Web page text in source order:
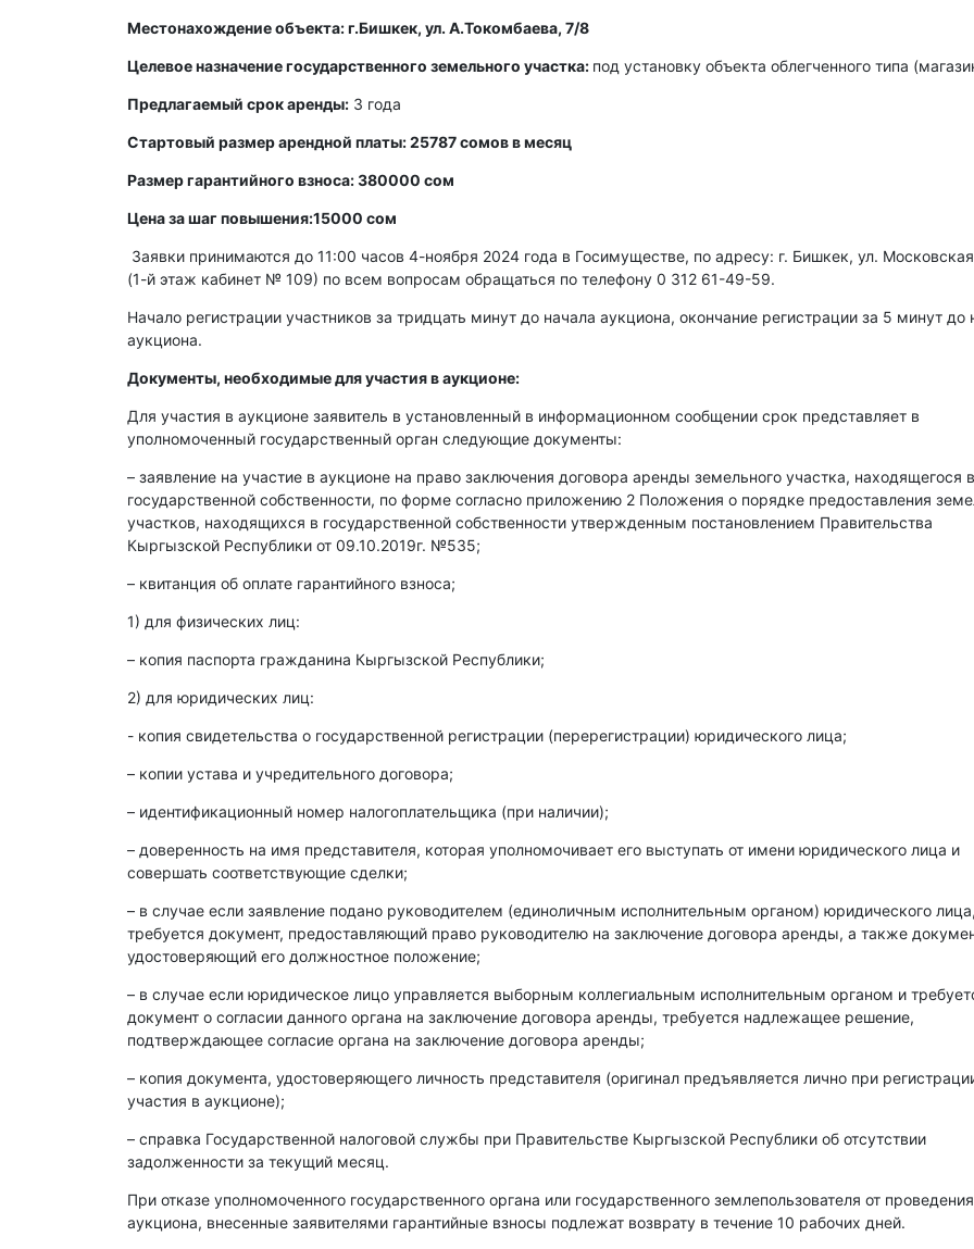
Местонахождение объекта: г.Бишкек, ул. А.Токомбаева, 7/8
Целевое назначение государственного земельного участка: под установку объекта облегченного типа
Предлагаемый срок аренды: 3 года
Стартовый размер арендной платы: 25787 сомов в месяц
Размер гарантийного взноса: 380000 сом
Цена за шаг повышения:15000 сом
Заявки принимаются до 11:00 часов 4-ноября 2024 года в Госимуществе, по адресу: г. Бишкек, ул.
(1-й этаж кабинет № 109) по всем вопросам обращаться по телефону 0 312 61-49-59.
Начало регистрации участников за тридцать минут до начала аукциона, окончание регистрации за 5 минут до
аукциона.
Документы, необходимые для участия в аукционе:
Для участия в аукционе заявитель в установленный в информационном сообщении срок представляет в
уполномоченный государственный орган следующие документы:
– заявление на участие в аукционе на право заключения договора аренды земельного участка, находящегося в
государственной собственности, по форме согласно приложению 2 Положения о порядке предоставления
участков, находящихся в государственной собственности утвержденным постановлением Правительства
Кыргызской Республики от 09.10.2019г. №535;
– квитанция об оплате гарантийного взноса;
1) для физических лиц:
– копия паспорта гражданина Кыргызской Республики;
2) для юридических лиц:
- копия свидетельства о государственной регистрации (перерегистрации) юридического лица;
– копии устава и учредительного договора;
– идентификационный номер налогоплательщика (при наличии);
– доверенность на имя представителя, которая уполномочивает его выступать от имени юридического лица и
совершать соответствующие сделки;
– в случае если заявление подано руководителем (единоличным исполнительным органом) юридического лица,
требуется документ, предоставляющий право руководителю на заключение договора аренды, а также
удостоверяющий его должностное положение;
– в случае если юридическое лицо управляется выборным коллегиальным исполнительным органом и
документ о согласии данного органа на заключение договора аренды, требуется надлежащее решение,
подтверждающее согласие органа на заключение договора аренды;
– копия документа, удостоверяющего личность представителя (оригинал предъявляется лично при
участия в аукционе);
– справка Государственной налоговой службы при Правительстве Кыргызской Республики об отсутствии
задолженности за текущий месяц.
При отказе уполномоченного государственного органа или государственного землепользователя от проведения
аукциона, внесенные заявителями гарантийные взносы подлежат возврату в течение 10 рабочих дней.